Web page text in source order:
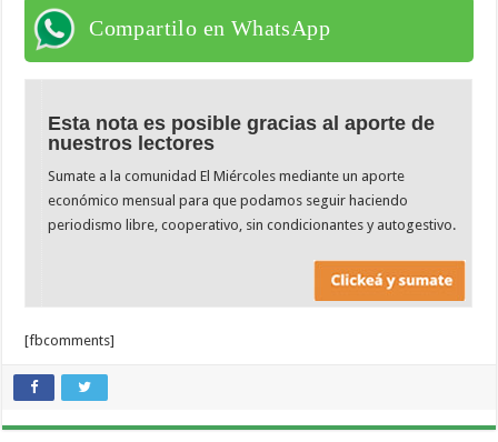
Compartilo en WhatsApp
Esta nota es posible gracias al aporte de
nuestros lectores
Sumate a la comunidad El Miércoles mediante un aporte
económico mensual para que podamos seguir haciendo
periodismo libre, cooperativo, sin condicionantes y autogestivo.
[fbcomments]